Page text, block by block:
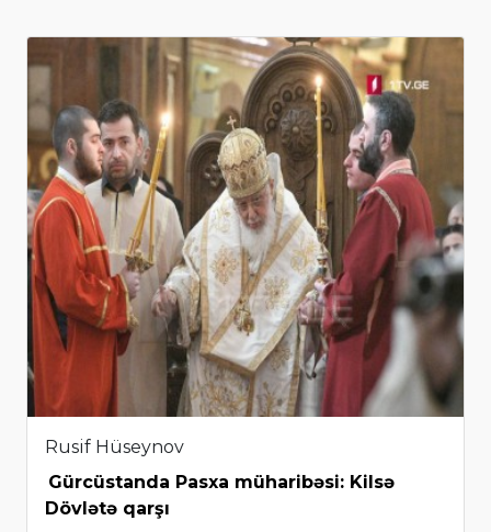
Rusif Hüseynov
Gürcüstanda Pasxa müharibəsi: Kilsə
Dövlətə qarşı